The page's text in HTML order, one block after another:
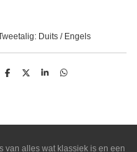
Duits / Engels
D
D
S
D
van alles wat klassiek is en een